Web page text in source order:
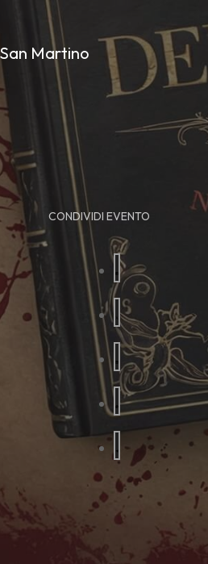
Martino
CONDIVIDI EVENTO